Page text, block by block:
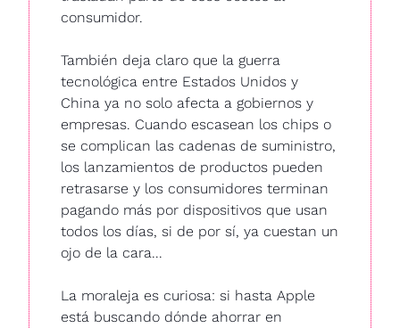
consumidor.
También deja claro que la guerra
tecnológica entre Estados Unidos y
China ya no solo afecta a gobiernos y
empresas. Cuando escasean los chips o
se complican las cadenas de suministro,
los lanzamientos de productos pueden
retrasarse y los consumidores terminan
pagando más por dispositivos que usan
todos los días, si de por sí, ya cuestan un
ojo de la cara...
La moraleja es curiosa: si hasta Apple
está buscando dónde ahorrar en